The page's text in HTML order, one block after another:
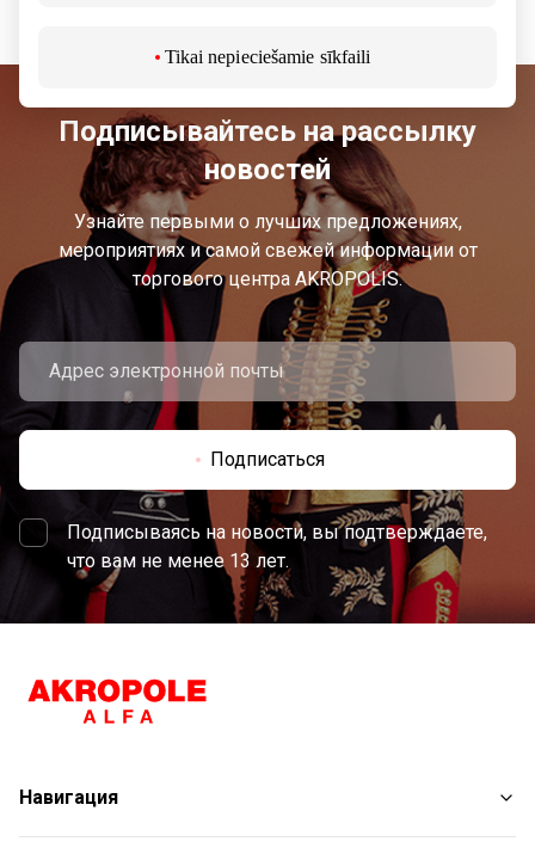
Tikai nepieciešamie sīkfaili
Подписывайтесь на рассылку
новостей
Узнайте первыми о лучших предложениях,
мероприятиях и самой свежей информации от
торгового центра AKROPOLIS.
Подписаться
Подписываясь на новости, вы подтверждаете,
что вам не менее 13 лет.
Навигация
Магазины